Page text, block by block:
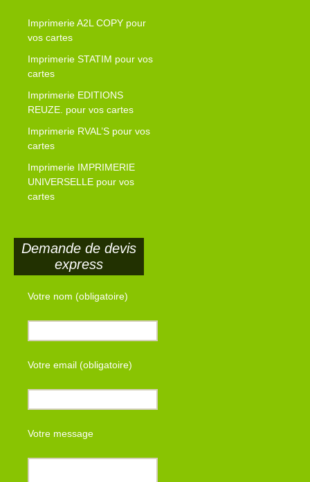
Imprimerie A2L COPY pour
vos cartes
Imprimerie STATIM pour vos
cartes
Imprimerie EDITIONS
REUZE. pour vos cartes
Imprimerie RVAL’S pour vos
cartes
Imprimerie IMPRIMERIE
UNIVERSELLE pour vos
cartes
Demande de devis
express
Votre nom (obligatoire)
Votre email (obligatoire)
Votre message